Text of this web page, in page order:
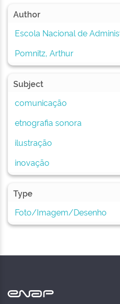
Author
Escola Nacional de
Pomnitz, Arthur
Subject
comunicação
etnografia sonora
ilustração
inovação
Type
Foto/Imagem/Desenho